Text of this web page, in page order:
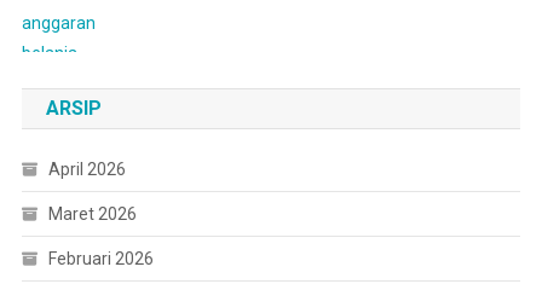
ARSIP
April 2026
Maret 2026
Februari 2026